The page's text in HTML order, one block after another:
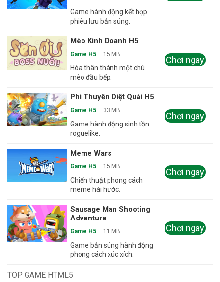
Game hành động kết hợp
phiêu lưu bắn súng.
Mèo Kinh Doanh H5
Game H5 15 MB
Hóa thân thành một chú
mèo đầu bếp.
Chơi ngay
Phi Thuyền Diệt Quái H5
Game H5 33 MB
Game hành động sinh tồn
roguelike.
Chơi ngay
Meme Wars
Game H5 15 MB
Chiến thuật phong cách
meme hài hước.
Chơi ngay
Sausage Man Shooting
Adventure
Game H5 11 MB
Game bắn súng hành động
phong cách xúc xích.
Chơi ngay
TOP GAME HTML5